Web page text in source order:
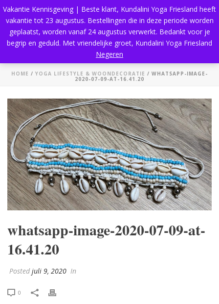
whatsapp-image-2020-07-09-at-16.41.20
HOME / YOGA LIFESTYLE & WOONDECORATIE / WHATSAPP-IMAGE-
2020-07-09-AT-16.41.20
whatsapp-image-2020-07-09-at-
16.41.20
Posted juli 9, 2020 In
0
Vakantie Kennisgeving | Beste klant, Kundalini Yoga Friesland heeft
vakantie tot 23 augustus. Bestellingen die in deze periode worden
geplaatst, worden vanaf 24 augustus verwerkt. Bedankt voor je
begrip en geduld. Met vriendelijke groet, Kundalini Yoga Friesland
Negeren